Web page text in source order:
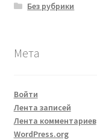
Без рубрики
Мета
Войти
Лента записей
Лента комментариев
WordPress.org